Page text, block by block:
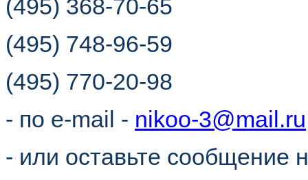
(495) 368-70-65
(495) 748-96-59
(495) 770-20-98
- по e-mail - nikoo-3@mail.ru
- или оставьте сообщение